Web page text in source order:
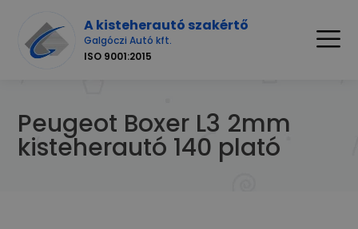
A kisteherautó szakértő
Galgóczi Autó kft.
ISO 9001:2015
Peugeot Boxer L3 2mm
kisteherautó 140 plató